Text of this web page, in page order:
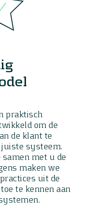
praktisch
om de
de klant te
systeem.
met u de
maken we
uit de
te kennen aan